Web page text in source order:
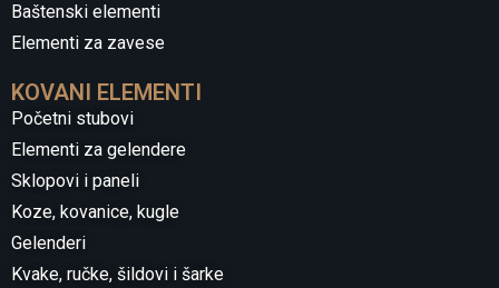
Baštenski elementi
Elementi za zavese
KOVANI ELEMENTI
Početni stubovi
Elementi za gelendere
Sklopovi i paneli
Koze, kovanice, kugle
Gelenderi
Kvake, ručke, šildovi i šarke